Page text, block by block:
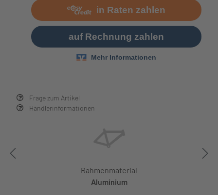
Frage zum Artikel
Händlerinformationen
Rahmenmaterial
Aluminium